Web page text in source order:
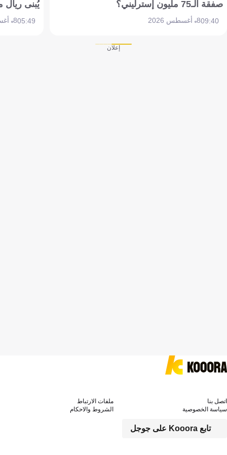
صفقة الـ75 مليون إسترليني؟
09:408 أغسطس 2026
يُبنى ريال
05:498 أغسطس 2026
إعلان
تابع Kooora على جوجل
اتصل بنا
ملفات الارتباط
سياسة الخصوصية
الشروط والاحكام